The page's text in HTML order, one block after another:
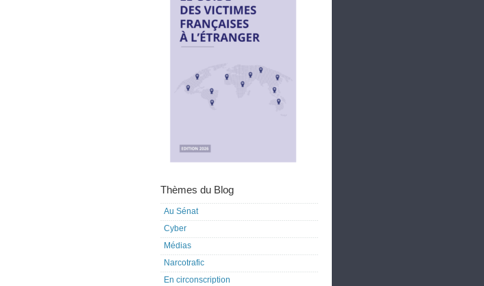
Thèmes du Blog
Au Sénat
Cyber
Médias
Narcotrafic
En circonscription